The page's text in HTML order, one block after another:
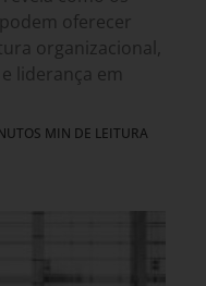
oferecer
organizacional,
liderança em
MIN DE LEITURA